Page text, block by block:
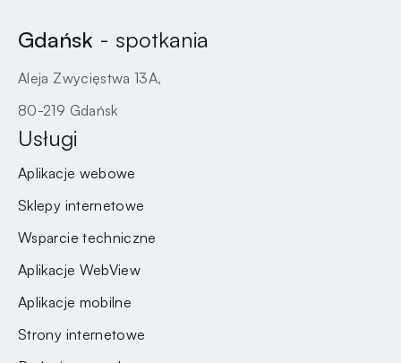
Gdańsk - spotkania
Aleja Zwycięstwa 13A,
80-219 Gdańsk
Usługi
Aplikacje webowe
Sklepy internetowe
Wsparcie techniczne
Aplikacje WebView
Aplikacje mobilne
Strony internetowe